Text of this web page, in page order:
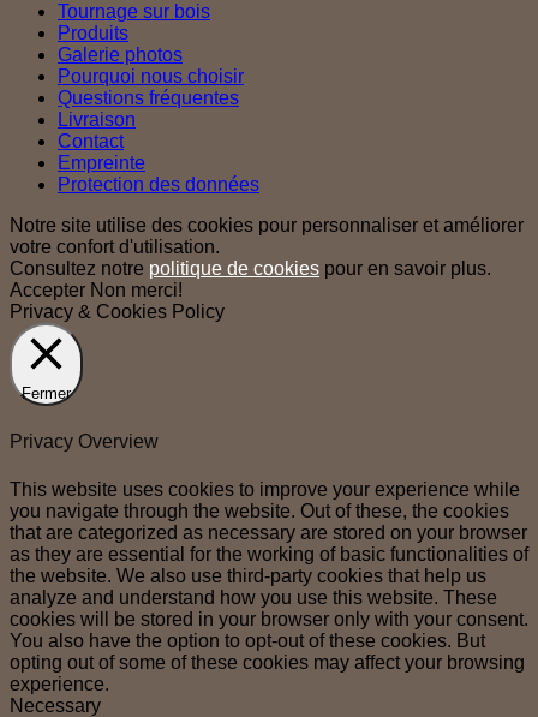
Tournage sur bois
Produits
Galerie photos
Pourquoi nous choisir
Questions fréquentes
Livraison
Contact
Empreinte
Protection des données
Notre site utilise des cookies pour personnaliser et améliorer
votre confort d'utilisation.
Consultez notre politique de cookies pour en savoir plus.
Accepter Non merci!
Privacy & Cookies Policy
Fermer
Privacy Overview
This website uses cookies to improve your experience while
you navigate through the website. Out of these, the cookies
that are categorized as necessary are stored on your browser
as they are essential for the working of basic functionalities of
the website. We also use third-party cookies that help us
analyze and understand how you use this website. These
cookies will be stored in your browser only with your consent.
You also have the option to opt-out of these cookies. But
opting out of some of these cookies may affect your browsing
experience.
Necessary